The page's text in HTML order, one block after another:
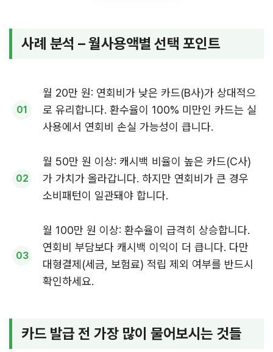
사례 분석 – 월사용액별 선택 포인트
월 20만 원: 연회비가 낮은 카드(B사)가 상대적으
로 유리합니다. 환수율이 100% 미만인 카드는 실
사용에서 연회비 손실 가능성이 큽니다.
월 50만 원 이상: 캐시백 비율이 높은 카드(C사)
가 가치가 올라갑니다. 하지만 연회비가 큰 경우
소비패턴이 일관돼야 합니다.
월 100만 원 이상: 환수율이 급격히 상승합니다.
연회비 부담보다 캐시백 이익이 더 큽니다. 다만
대형결제(세금, 보험료) 적립 제외 여부를 반드시
확인하세요.
카드 발급 전 가장 많이 물어보시는 것들